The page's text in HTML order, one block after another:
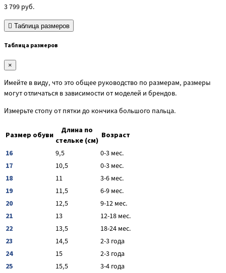
3 799 руб.
Таблица размеров
Таблица размеров
×
Имейте в виду, что это общее руководство по размерам, размеры
могут отличаться в зависимости от моделей и брендов.
Измерьте стопу от пятки до кончика большого пальца.
Размер обуви
Длина по
стельке (см)
Возраст
16
9,5
0-3 мес.
17
10,5
0-3 мес.
18
11
3-6 мес.
19
11,5
6-9 мес.
20
12,5
9-12 мес.
21
13
12-18 мес.
22
13,5
18-24 мес.
23
14,5
2-3 года
24
15
2-3 года
25
15,5
3-4 года